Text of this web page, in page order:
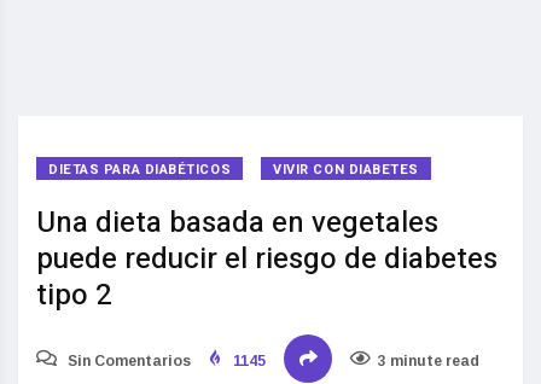
DIETAS PARA DIABÉTICOS VIVIR CON DIABETES
Una dieta basada en vegetales
puede reducir el riesgo de diabetes
tipo 2
Sin Comentarios 1145 3 minute read